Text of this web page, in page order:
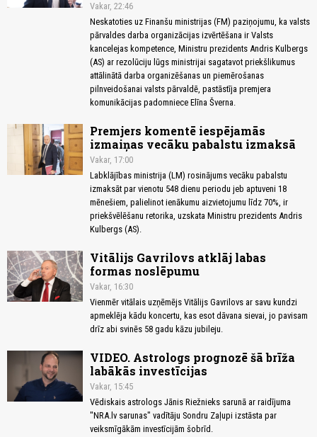
Vakar, 22:46
Neskatoties uz Finanšu ministrijas (FM) paziņojumu, ka valsts
pārvaldes darba organizācijas izvērtēšana ir Valsts
kancelejas kompetence, Ministru prezidents Andris Kulbergs
(AS) ar rezolūciju lūgs ministrijai sagatavot priekšlikumus
attālinātā darba organizēšanas un piemērošanas
pilnveidošanai valsts pārvaldē, pastāstīja premjera
komunikācijas padomniece Elīna Šverna.
Premjers komentē iespējamās
izmaiņas vecāku pabalstu izmaksā
Vakar, 17:00
Labklājības ministrija (LM) rosinājums vecāku pabalstu
izmaksāt par vienotu 548 dienu periodu jeb aptuveni 18
mēnešiem, palielinot ienākumu aizvietojumu līdz 70%, ir
priekšvēlēšanu retorika, uzskata Ministru prezidents Andris
Kulbergs (AS).
Vitālijs Gavrilovs atklāj labas
formas noslēpumu
Vakar, 16:30
Vienmēr vitālais uzņēmējs Vitālijs Gavrilovs ar savu kundzi
apmeklēja kādu koncertu, kas esot dāvana sievai, jo pavisam
drīz abi svinēs 58 gadu kāzu jubileju.
VIDEO. Astrologs prognozē šā brīža
labākās investīcijas
Vakar, 15:45
Vēdiskais astrologs Jānis Riežnieks sarunā ar raidījuma
"NRA.lv sarunas" vadītāju Sondru Zaļupi izstāsta par
veiksmīgākām investīcijām šobrīd.